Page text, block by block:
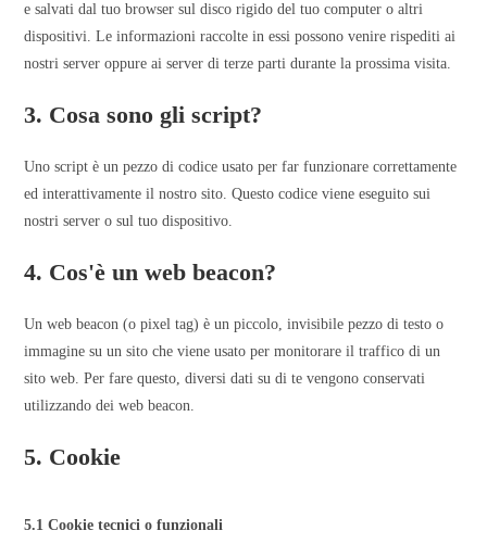
e salvati dal tuo browser sul disco rigido del tuo computer o altri
dispositivi. Le informazioni raccolte in essi possono venire rispediti ai
nostri server oppure ai server di terze parti durante la prossima visita.
3. Cosa sono gli script?
Uno script è un pezzo di codice usato per far funzionare correttamente
ed interattivamente il nostro sito. Questo codice viene eseguito sui
nostri server o sul tuo dispositivo.
4. Cos'è un web beacon?
Un web beacon (o pixel tag) è un piccolo, invisibile pezzo di testo o
immagine su un sito che viene usato per monitorare il traffico di un
sito web. Per fare questo, diversi dati su di te vengono conservati
utilizzando dei web beacon.
5. Cookie
5.1 Cookie tecnici o funzionali